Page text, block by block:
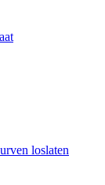
loslaten